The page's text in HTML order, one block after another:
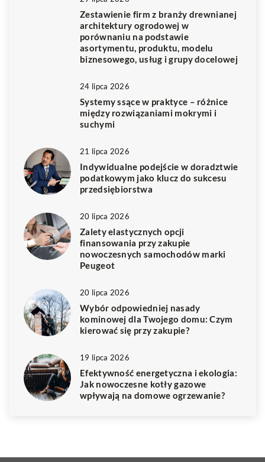
Zestawienie firm z branży drewnianej
architektury ogrodowej w
porównaniu na podstawie
asortymentu, produktu, modelu
biznesowego, usług i grupy docelowej
24 lipca 2026
Systemy ssące w praktyce – różnice
między rozwiązaniami mokrymi i
suchymi
21 lipca 2026
Indywidualne podejście w doradztwie
podatkowym jako klucz do sukcesu
przedsiębiorstwa
20 lipca 2026
Zalety elastycznych opcji
finansowania przy zakupie
nowoczesnych samochodów marki
Peugeot
20 lipca 2026
Wybór odpowiedniej nasady
kominowej dla Twojego domu: Czym
kierować się przy zakupie?
19 lipca 2026
Efektywność energetyczna i ekologia:
Jak nowoczesne kotły gazowe
wpływają na domowe ogrzewanie?